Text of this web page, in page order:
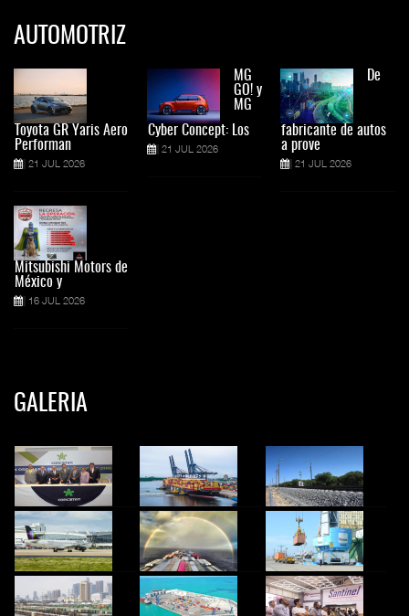
AUTOMOTRIZ
Toyota GR Yaris Aero
Performan
21 JUL 2026
Mitsubishi Motors de
México y
16 JUL 2026
MG
GO! y
MG
Cyber Concept: Los
21 JUL 2026
De
fabricante de autos
a prove
21 JUL 2026
GALERIA